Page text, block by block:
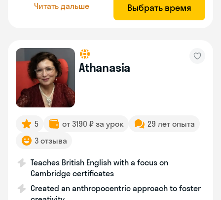
Читать дальше Выбрать время
Athanasia
5 от 3190 ₽ за урок
29 лет опыта
3 отзыва
Teaches British English with a focus on
Cambridge certificates
Created an anthropocentric approach to foster